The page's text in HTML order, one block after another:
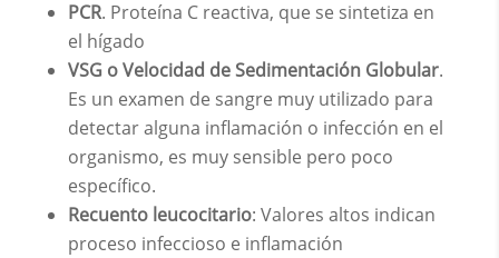
PCR. Proteína C reactiva, que se sintetiza en
el hígado
VSG o Velocidad de Sedimentación Globular.
Es un examen de sangre muy utilizado para
detectar alguna inflamación o infección en el
organismo, es muy sensible pero poco
específico.
Recuento leucocitario: Valores altos indican
proceso infeccioso e inflamación